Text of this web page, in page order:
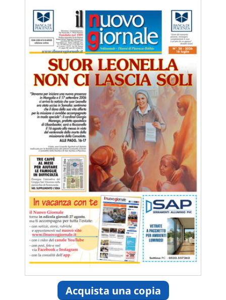
Acquista una copia